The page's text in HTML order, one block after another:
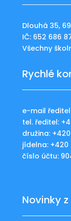
Dlouhá 35,
IČ: 652 686
Všechny
Rychlé
e-mail
tel. ředitel:
družina:
jídelna: +420
číslo účtu:
Novinky